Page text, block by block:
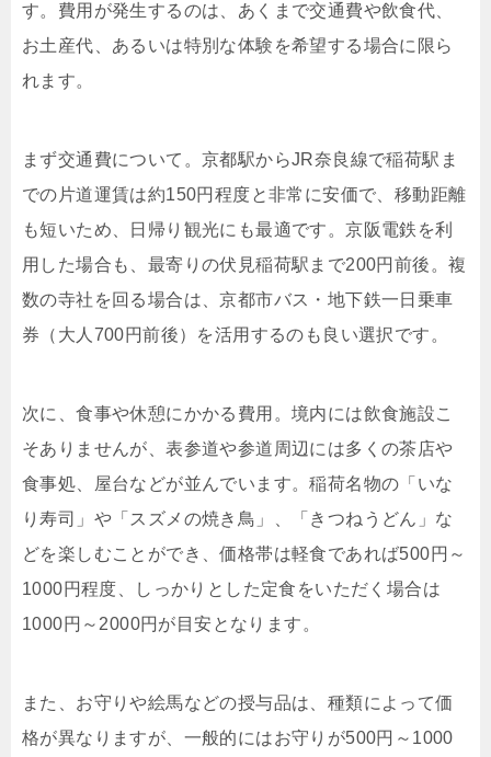
す。費用が発生するのは、あくまで交通費や飲食代、
お土産代、あるいは特別な体験を希望する場合に限ら
れます。
まず交通費について。京都駅からJR奈良線で稲荷駅ま
での片道運賃は約150円程度と非常に安価で、移動距離
も短いため、日帰り観光にも最適です。京阪電鉄を利
用した場合も、最寄りの伏見稲荷駅まで200円前後。複
数の寺社を回る場合は、京都市バス・地下鉄一日乗車
券（大人700円前後）を活用するのも良い選択です。
次に、食事や休憩にかかる費用。境内には飲食施設こ
そありませんが、表参道や参道周辺には多くの茶店や
食事処、屋台などが並んでいます。稲荷名物の「いな
り寿司」や「スズメの焼き鳥」、「きつねうどん」な
どを楽しむことができ、価格帯は軽食であれば500円～
1000円程度、しっかりとした定食をいただく場合は
1000円～2000円が目安となります。
また、お守りや絵馬などの授与品は、種類によって価
格が異なりますが、一般的にはお守りが500円～1000